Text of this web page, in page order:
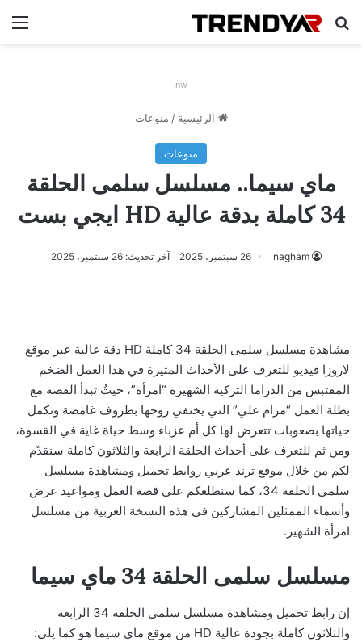
بحث عن
nw
الرئيسية / منوعات
منوعات
ماي سيما.. مسلسل سلمى الحلقة
34 كاملة بدقة عالية HD ايجي بست
nagham 26 سبتمبر، 2025 آخر تحديث: 26 سبتمبر، 2025
مشاهدة مسلسل سلمى الحلقة 34 كاملة HD دقة عالية عبر موقع
لاروزا فيديو للتعرف على الأحداث المثيرة في هذا العمل الضخم
المقتبس من الدراما التركية الشهيرة “امرأة”، حيثُ تبدأ القصة مع
بطلة العمل “مرام علي” التي يختفي زوجها بظروف غامضة وتكمل
حياتها بصعوبات تتعرض لها كل أم عزباء وسط حياة غاية في القسوة،
ومن ثم للتعرف على أحداث الحلقة الرابعة والثلاثون كاملة سنقدّم
لكم من خلال موقع ترند عربي روابط تحميل ومشاهدة مسلسل
سلمى الحلقة 34، كما سنطلعكم على قصة العمل ومواعيد عرض
وأسماء الممثلين المشاركين في هذه النسخة العربية من مسلسل
امرأة الشهير.
مسلسل سلمى الحلقة 34 ماي سيما
إن رابط تحميل ومشاهدة مسلسل سلمى الحلقة 34 الرابعة
والثلاثون كاملة بجودة عالية HD من موقع ماي سيما هو كما يلي: